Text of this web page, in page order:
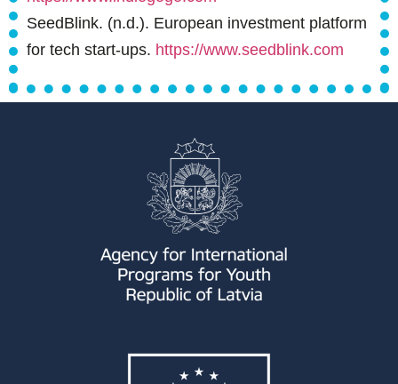
SeedBlink. (n.d.). European investment platform
for tech start-ups. https://www.seedblink.com